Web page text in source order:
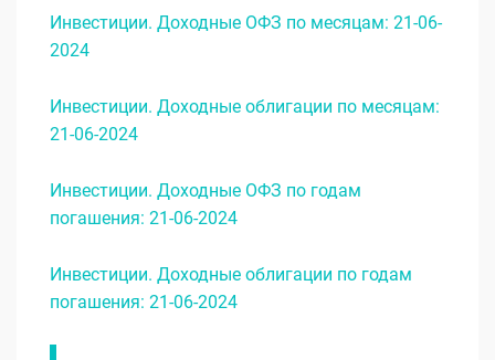
Инвестиции. Доходные ОФЗ по месяцам: 21-06-
2024
Инвестиции. Доходные облигации по месяцам:
21-06-2024
Инвестиции. Доходные ОФЗ по годам
погашения: 21-06-2024
Инвестиции. Доходные облигации по годам
погашения: 21-06-2024